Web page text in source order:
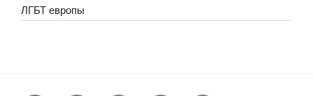
ЛГБТ европы